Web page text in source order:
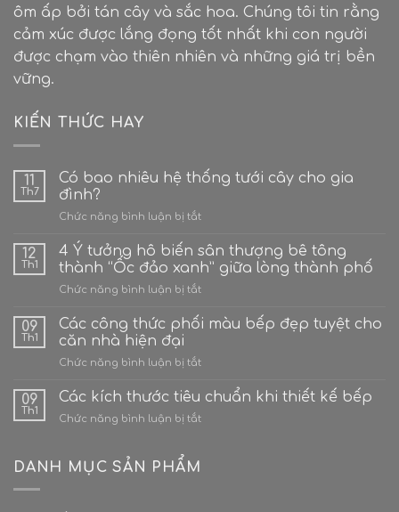
ôm ấp bởi tán cây và sắc hoa. Chúng tôi tin rằng
cảm xúc được lắng đọng tốt nhất khi con người
được chạm vào thiên nhiên và những giá trị bền
vững.
KIẾN THỨC HAY
11
Th7
Có bao nhiêu hệ thống tưới cây cho gia
đình?
Chức năng bình luận bị tắtở
bao
nhiêu
hệ
thống
cây
đình?
12
Th1
4 Ý tưởng hô biến sân thượng bê tông
thành “Ốc đảo xanh” giữa lòng thành phố
Chức năng bình luận bị tắtở
Ý
biến
thượng
tông
09
Th1
Các công thức phối màu bếp đẹp tuyệt cho
căn nhà hiện đại
Chức năng bình luận bị tắtở
công
phối
09
Th1
Các kích thước tiêu chuẩn khi thiết kế bếp
Chức năng bình luận bị tắtở
DANH MỤC SẢN PHẨM